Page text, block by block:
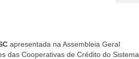
apresentada na Assembleia Geral
das Cooperativas de Crédito do Sistema